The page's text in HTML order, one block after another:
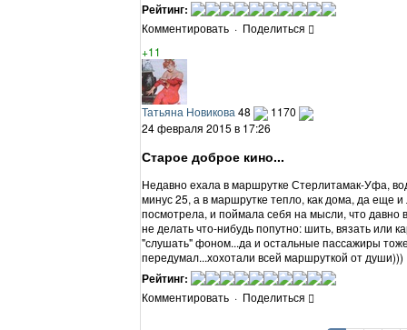
Рейтинг:
Комментировать · Поделиться
+11
Татьяна Новикова 48
1170
24 февраля 2015 в 17:26
Старое доброе кино...
Недавно ехала в маршрутке Стерлитамак-Уфа,
минус 25, а в маршрутке тепло, как дома, да еще
посмотрела, и поймала себя на мысли, что давно
не делать что-нибудь попутно: шить, вязать или
"слушать" фоном...да и остальные пассажиры
передумал...хохотали всей маршруткой от души)))
Рейтинг:
Комментировать · Поделиться